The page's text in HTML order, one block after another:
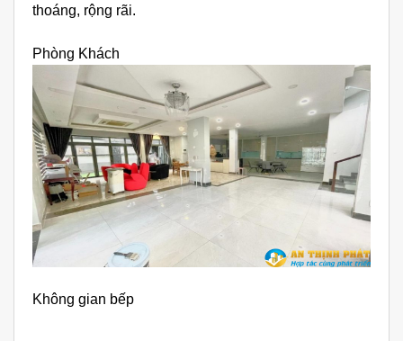
thoáng, rộng rãi.
Phòng Khách
Không gian bếp